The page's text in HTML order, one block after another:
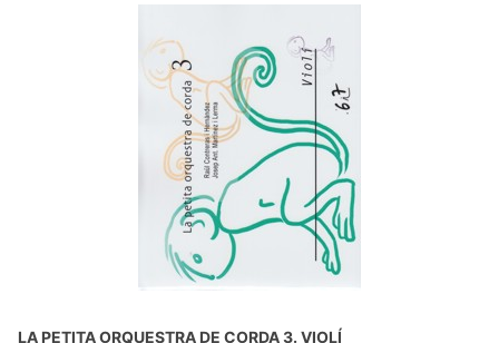
LA PETITA ORQUESTRA DE CORDA 3. VIOLÍ